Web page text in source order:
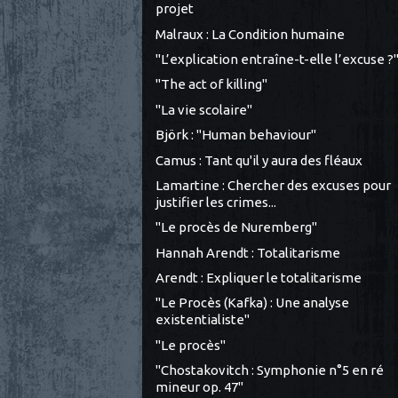
projet
Malraux : La Condition humaine
"L’explication entraîne-t-elle l’excuse ?"
"The act of killing"
"La vie scolaire"
Björk : "Human behaviour"
Camus : Tant qu'il y aura des fléaux
Lamartine : Chercher des excuses pour
justifier les crimes...
"Le procès de Nuremberg"
Hannah Arendt : Totalitarisme
Arendt : Expliquer le totalitarisme
"Le Procès (Kafka) : Une analyse
existentialiste"
"Le procès"
"Chostakovitch : Symphonie n°5 en ré
mineur op. 47"